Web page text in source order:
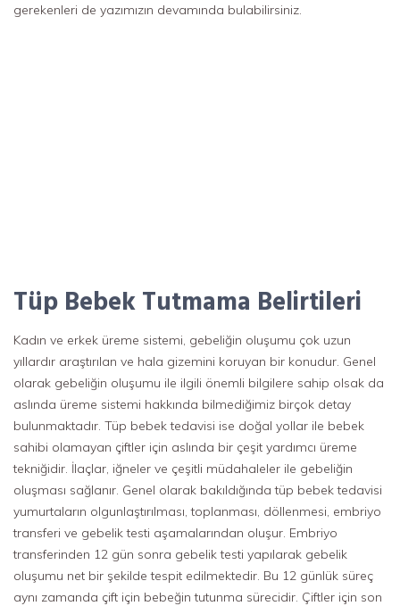
gerekenleri de yazımızın devamında bulabilirsiniz.
Tüp Bebek Tutmama Belirtileri
Kadın ve erkek üreme sistemi, gebeliğin oluşumu çok uzun
yıllardır araştırılan ve hala gizemini koruyan bir konudur. Genel
olarak gebeliğin oluşumu ile ilgili önemli bilgilere sahip olsak da
aslında üreme sistemi hakkında bilmediğimiz birçok detay
bulunmaktadır. Tüp bebek tedavisi ise doğal yollar ile bebek
sahibi olamayan çiftler için aslında bir çeşit yardımcı üreme
tekniğidir. İlaçlar, iğneler ve çeşitli müdahaleler ile gebeliğin
oluşması sağlanır. Genel olarak bakıldığında tüp bebek tedavisi
yumurtaların olgunlaştırılması, toplanması, döllenmesi, embriyo
transferi ve gebelik testi aşamalarından oluşur. Embriyo
transferinden 12 gün sonra gebelik testi yapılarak gebelik
oluşumu net bir şekilde tespit edilmektedir. Bu 12 günlük süreç
aynı zamanda çift için bebeğin tutunma sürecidir. Çiftler için son